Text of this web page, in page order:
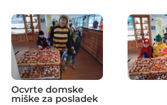
Ocvrte domske
miške za posladek